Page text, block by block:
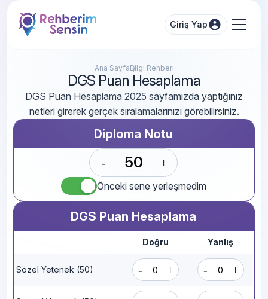
Giriş Yap
Ana SayfaBilgi Rehberi
DGS Puan Hesaplama
DGS Puan Hesaplama 2025 sayfamızda yaptığınız
netleri girerek gerçek sıralamalarınızı görebilirsiniz.
Diploma Notu
- +
Önceki sene yerleşmedim
DGS Puan Hesaplama
Doğru Yanlış
Sözel Yetenek (50) - + - +